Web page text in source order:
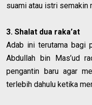
suami atau istri semakin
3. Shalat dua raka’at
Adab ini terutama bagi
Abdullah bin Mas’ud
pengantin baru agar
terlebih dahulu ketika